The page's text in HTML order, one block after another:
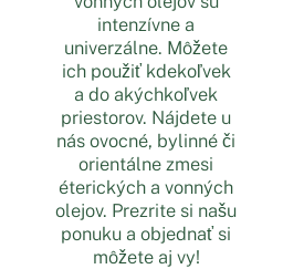
intenzívne a
univerzálne. Môžete
ich použiť kdekoľvek
a do akýchkoľvek
priestorov. Nájdete u
nás ovocné, bylinné či
orientálne zmesi
éterických a vonných
olejov. Prezrite si našu
ponuku a objednať si
môžete aj vy!